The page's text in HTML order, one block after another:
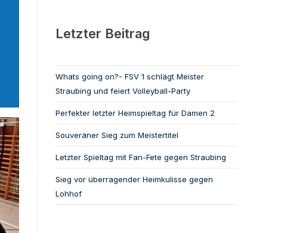
Letzter Beitrag
Whats going on?- FSV 1 schlägt Meister
Straubing und feiert Volleyball-Party
Perfekter letzter Heimspieltag für Damen 2
Souveräner Sieg zum Meistertitel
Letzter Spieltag mit Fan-Fete gegen Straubing
Sieg vor überragender Heimkulisse gegen
Lohhof